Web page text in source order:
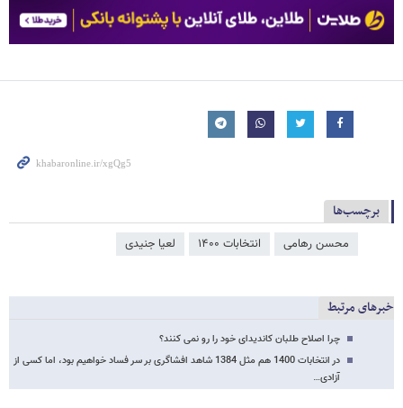
برچسب‌ها
محسن رهامی انتخابات ۱۴۰۰ لعیا جنیدی
خبرهای مرتبط
چرا اصلاح طلبان کاندیدای خود را رو نمی کنند؟
در انتخابات 1400 هم مثل 1384 شاهد افشاگری بر سر فساد خواهیم بود، اما کسی از
آزادی…